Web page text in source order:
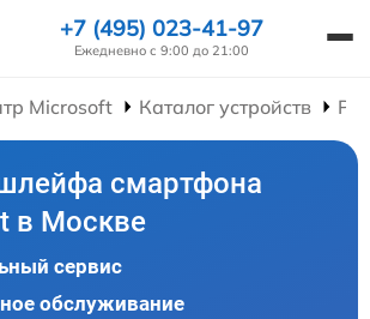
+7 (495) 023-41-97
Ежедневно с 9:00 до 21:00
Microsoft Каталог устройств
смартфона
в Москве
сервис
обслуживание